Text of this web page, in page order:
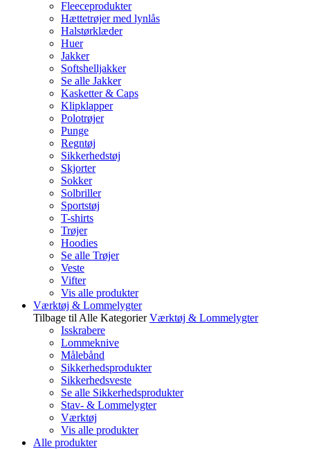
Fleeceprodukter
Hættetrøjer med lynlås
Halstørklæder
Huer
Jakker
Softshelljakker
Se alle Jakker
Kasketter & Caps
Klipklapper
Polotrøjer
Punge
Regntøj
Sikkerhedstøj
Skjorter
Sokker
Solbriller
Sportstøj
T-shirts
Trøjer
Hoodies
Se alle Trøjer
Veste
Vifter
Vis alle produkter
Værktøj & Lommelygter
Tilbage til Alle Kategorier Værktøj & Lommelygter
Isskrabere
Lommeknive
Målebånd
Sikkerhedsprodukter
Sikkerhedsveste
Se alle Sikkerhedsprodukter
Stav- & Lommelygter
Værktøj
Vis alle produkter
Alle produkter